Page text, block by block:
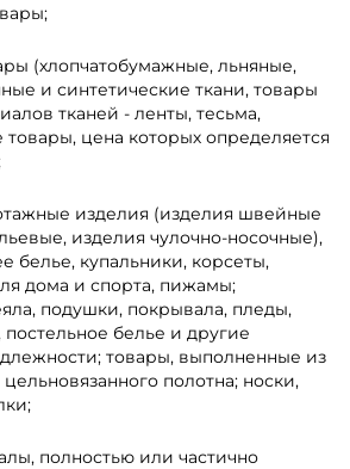
(хлопчатобумажные, льняные,
и синтетические ткани, товары
тканей - ленты, тесьма,
цена которых определяется
изделия (изделия швейные
изделия чулочно-носочные),
белье, купальники, корсеты,
дома и спорта, пижамы;
подушки, покрывала, пледы,
постельное белье и другие
товары, выполненные из
полотна; носки,
полностью или частично